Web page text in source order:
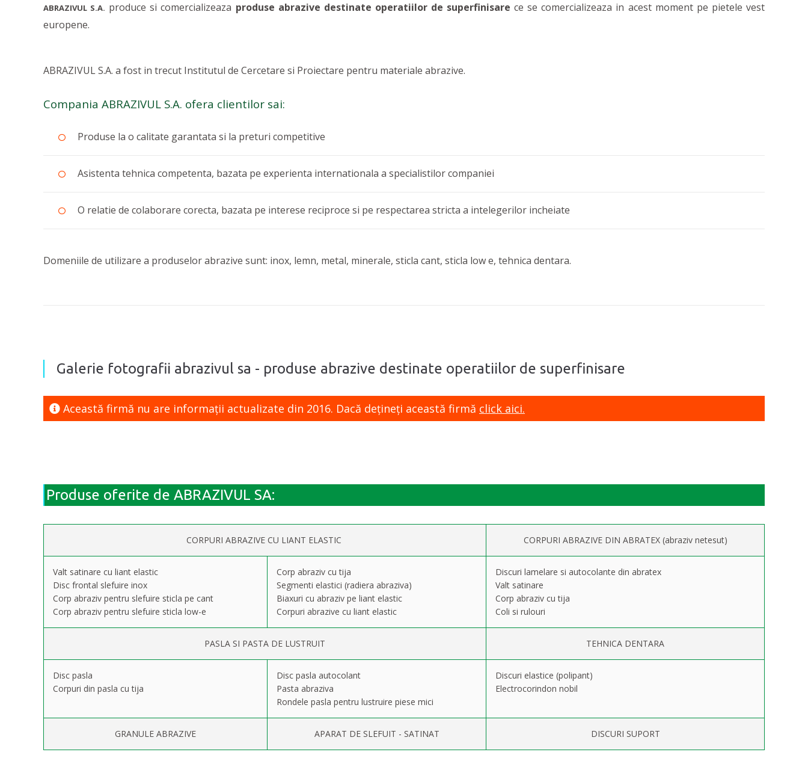
ABRAZIVUL S.A. produce si comercializeaza produse abrazive destinate operatiilor de superfinisarece se comercializeaza in acest moment pe pietele vest
europene.
ABRAZIVUL S.A. a fost in trecut Institutul de Cercetare si Proiectare pentru materiale abrazive.
Compania ABRAZIVUL S.A. ofera clientilor sai:
Produse la o calitate garantata si la preturi competitive
Asistenta tehnica competenta, bazata pe experienta internationala a specialistilor companiei
O relatie de colaborare corecta, bazata pe interese reciproce si pe respectarea stricta a intelegerilor incheiate
Domeniile de utilizare a produselor abrazive sunt: inox, lemn, metal, minerale, sticla cant, sticla low e, tehnica dentara.
Galerie fotografii abrazivul sa - produse abrazive destinate operatiilor de superfinisare
Această firmă nu are informaţii actualizate din 2016. Dacă dețineți această firmă click aici.
Produse oferite de ABRAZIVUL SA:
CORPURI ABRAZIVE CU LIANT ELASTIC CORPURI ABRAZIVE DIN ABRATEX (abraziv netesut)
Valt satinare cu liant elastic
Disc frontal slefuire inox
Corp abraziv pentru slefuire sticla pe cant
Corp abraziv pentru slefuire sticla low-e
Corp abraziv cu tija
Segmenti elastici (radiera abraziva)
Biaxuri cu abraziv pe liant elastic
Corpuri abrazive cu liant elastic
Discuri lamelare si autocolante din abratex
Valt satinare
Corp abraziv cu tija
Coli si rulouri
PASLA SI PASTA DE LUSTRUIT TEHNICA DENTARA
Disc pasla
Corpuri din pasla cu tija
Disc pasla autocolant
Pasta abraziva
Rondele pasla pentru lustruire piese mici
Discuri elastice (polipant)
Electrocorindon nobil
GRANULE ABRAZIVE APARAT DE SLEFUIT - SATINAT DISCURI SUPORT